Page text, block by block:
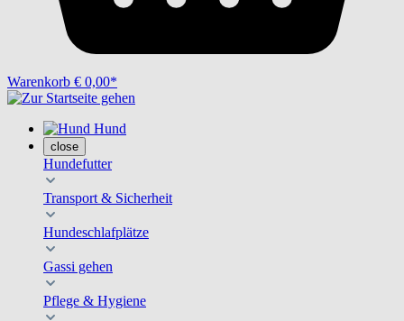
Warenkorb € 0,00*
Hund
close
Hundefutter
Transport & Sicherheit
Hundeschlafplätze
Gassi gehen
Pflege & Hygiene